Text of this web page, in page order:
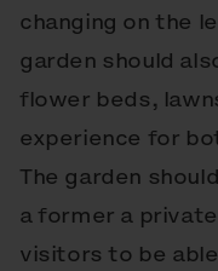
changing on the
garden should
flower beds,
experience for
The garden
a former a
visitors to be